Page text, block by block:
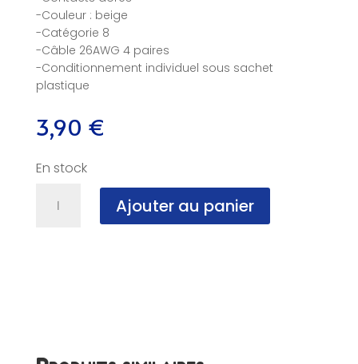
-Couleur : beige
-Catégorie 8
-Câble 26AWG 4 paires
-Conditionnement individuel sous sachet
plastique
3,90 €
En stock
Ajouter au panier